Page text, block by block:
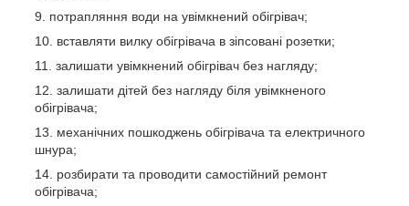
потрапляння води на увімкнений обігрівач;
вставляти вилку обігрівача в зіпсовані розетки;
залишати увімкнений обігрівач без нагляду;
залишати дітей без нагляду біля увімкненого
обігрівача;
механічних пошкоджень обігрівача та електричного
шнура;
розбирати та проводити самостійний ремонт
обігрівача;